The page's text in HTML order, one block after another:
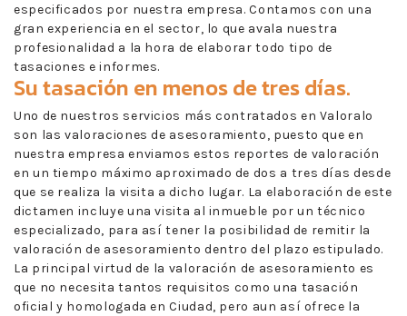
especificados por nuestra empresa. Contamos con una
gran experiencia en el sector, lo que avala nuestra
profesionalidad a la hora de elaborar todo tipo de
tasaciones e informes.
Su tasación en menos de tres días.
Uno de nuestros servicios más contratados en Valoralo
son las valoraciones de asesoramiento, puesto que en
nuestra empresa enviamos estos reportes de valoración
en un tiempo máximo aproximado de dos a tres días desde
que se realiza la visita a dicho lugar. La elaboración de este
dictamen incluye una visita al inmueble por un técnico
especializado, para así tener la posibilidad de remitir la
valoración de asesoramiento dentro del plazo estipulado.
La principal virtud de la valoración de asesoramiento es
que no necesita tantos requisitos como una tasación
oficial y homologada en Ciudad, pero aun así ofrece la